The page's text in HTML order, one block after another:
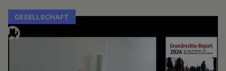
GESELLSCHAFT